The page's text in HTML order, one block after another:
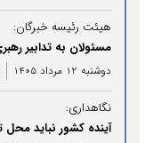
هیئت رئیسه خبرگان:
مسئولان به تدابیر
دوشنبه 12 مرداد 1405
نگاهداری:
آینده کشور نباید